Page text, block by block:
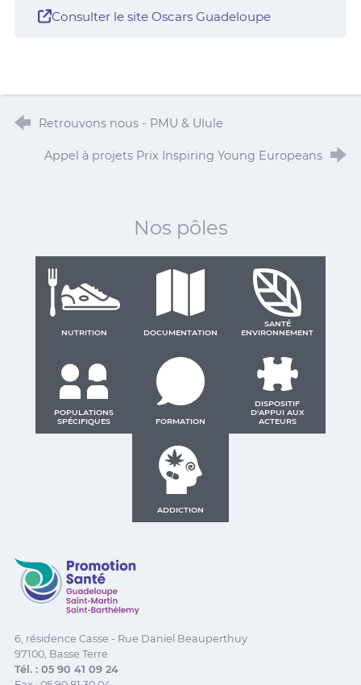
Consulter le site Oscars Guadeloupe
Retrouvons nous - PMU & Ulule
Appel à projets Prix Inspiring Young Europeans
Nos pôles
NUTRITION DOCUMENTATION
SANTÉ
ENVIRONNEMENT
POPULATIONS
SPÉCIFIQUES
FORMATION
DISPOSITIF
D'APPUI AUX
ACTEURS
ADDICTION
Promotion Santé Guadeloupe, Saint-Martin, Saint
6, résidence Casse - Rue Daniel Beauperthuy
97100, Basse Terre
Tél. : 05 90 41 09 24